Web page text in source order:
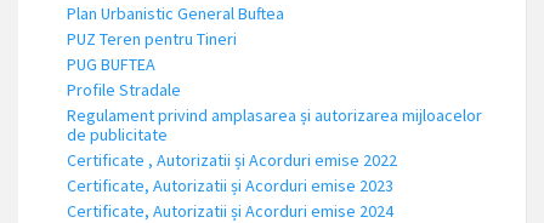
Plan Urbanistic General Buftea
PUZ Teren pentru Tineri
PUG BUFTEA
Profile Stradale
Regulament privind amplasarea și autorizarea mijloacelor
de publicitate
Certificate , Autorizatii și Acorduri emise 2022
Certificate, Autorizatii și Acorduri emise 2023
Certificate, Autorizatii și Acorduri emise 2024